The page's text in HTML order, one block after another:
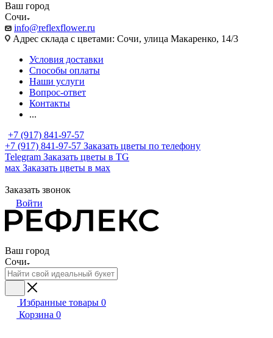
Ваш город
Сочи
info@reflexflower.ru
Адрес склада с цветами: Сочи, улица Макаренко, 14/3
Условия доставки
Способы оплаты
Наши услуги
Вопрос-ответ
Контакты
...
+7 (917) 841-97-57
+7 (917) 841-97-57 Заказать цветы по телефону
Telegram Заказать цветы в TG
мах Заказать цветы в мах
Заказать звонок
Войти
Ваш город
Сочи
Избранные товары 0
Корзина 0